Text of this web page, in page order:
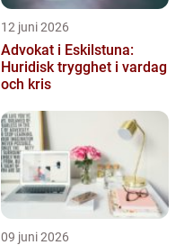
12 juni 2026
Advokat i Eskilstuna:
Huridisk trygghet i vardag
och kris
09 juni 2026